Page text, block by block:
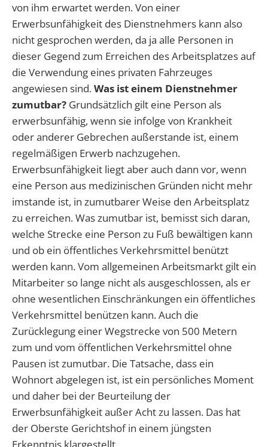
von ihm erwartet werden. Von einer
Erwerbsunfähigkeit des Dienstnehmers kann also
nicht gesprochen werden, da ja alle Personen in
dieser Gegend zum Erreichen des Arbeitsplatzes auf
die Verwendung eines privaten Fahrzeuges
angewiesen sind.Was ist einem Dienstnehmer
zumutbar? Grundsätzlich gilt eine Person als
erwerbsunfähig, wenn sie infolge von Krankheit
oder anderer Gebrechen außerstande ist, einem
regelmäßigen Erwerb nachzugehen.
Erwerbsunfähigkeit liegt aber auch dann vor, wenn
eine Person aus medizinischen Gründen nicht mehr
imstande ist, in zumutbarer Weise den Arbeitsplatz
zu erreichen. Was zumutbar ist, bemisst sich daran,
welche Strecke eine Person zu Fuß bewältigen kann
und ob ein öffentliches Verkehrsmittel benützt
werden kann. Vom allgemeinen Arbeitsmarkt gilt ein
Mitarbeiter so lange nicht als ausgeschlossen, als er
ohne wesentlichen Einschränkungen ein öffentliches
Verkehrsmittel benützen kann. Auch die
Zurücklegung einer Wegstrecke von 500 Metern
zum und vom öffentlichen Verkehrsmittel ohne
Pausen ist zumutbar. Die Tatsache, dass ein
Wohnort abgelegen ist, ist ein persönliches Moment
und daher bei der Beurteilung der
Erwerbsunfähigkeit außer Acht zu lassen. Das hat
der Oberste Gerichtshof in einem jüngsten